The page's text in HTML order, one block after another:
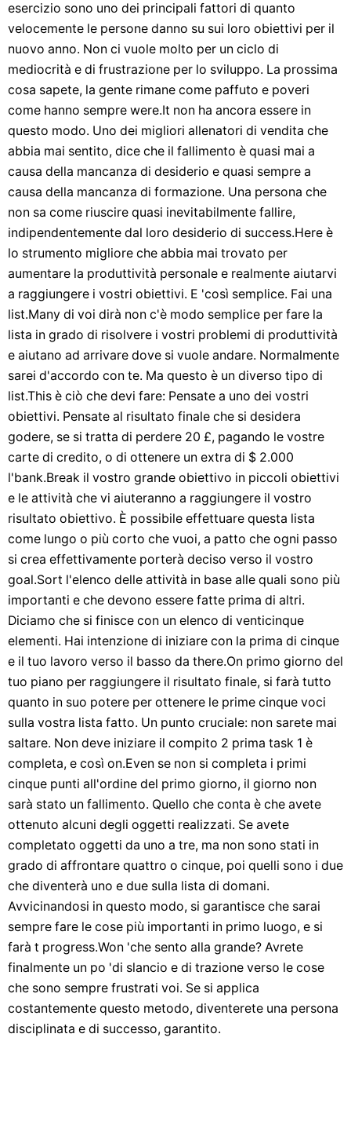
esercizio sono uno dei principali fattori di quanto
velocemente le persone danno su sui loro obiettivi per il
nuovo anno. Non ci vuole molto per un ciclo di
mediocrità e di frustrazione per lo sviluppo. La prossima
cosa sapete, la gente rimane come paffuto e poveri
come hanno sempre were.It non ha ancora essere in
questo modo. Uno dei migliori allenatori di vendita che
abbia mai sentito, dice che il fallimento è quasi mai a
causa della mancanza di desiderio e quasi sempre a
causa della mancanza di formazione. Una persona che
non sa come riuscire quasi inevitabilmente fallire,
indipendentemente dal loro desiderio di success.Here è
lo strumento migliore che abbia mai trovato per
aumentare la produttività personale e realmente aiutarvi
a raggiungere i vostri obiettivi. E 'così semplice. Fai una
list.Many di voi dirà non c'è modo semplice per fare la
lista in grado di risolvere i vostri problemi di produttività
e aiutano ad arrivare dove si vuole andare. Normalmente
sarei d'accordo con te. Ma questo è un diverso tipo di
list.This è ciò che devi fare: Pensate a uno dei vostri
obiettivi. Pensate al risultato finale che si desidera
godere, se si tratta di perdere 20 £, pagando le vostre
carte di credito, o di ottenere un extra di $ 2.000
l'bank.Break il vostro grande obiettivo in piccoli obiettivi
e le attività che vi aiuteranno a raggiungere il vostro
risultato obiettivo. È possibile effettuare questa lista
come lungo o più corto che vuoi, a patto che ogni passo
si crea effettivamente porterà deciso verso il vostro
goal.Sort l'elenco delle attività in base alle quali sono più
importanti e che devono essere fatte prima di altri.
Diciamo che si finisce con un elenco di venticinque
elementi. Hai intenzione di iniziare con la prima di cinque
e il tuo lavoro verso il basso da there.On primo giorno del
tuo piano per raggiungere il risultato finale, si farà tutto
quanto in suo potere per ottenere le prime cinque voci
sulla vostra lista fatto. Un punto cruciale: non sarete mai
saltare. Non deve iniziare il compito 2 prima task 1 è
completa, e così on.Even se non si completa i primi
cinque punti all'ordine del primo giorno, il giorno non
sarà stato un fallimento. Quello che conta è che avete
ottenuto alcuni degli oggetti realizzati. Se avete
completato oggetti da uno a tre, ma non sono stati in
grado di affrontare quattro o cinque, poi quelli sono i due
che diventerà uno e due sulla lista di domani.
Avvicinandosi in questo modo, si garantisce che sarai
sempre fare le cose più importanti in primo luogo, e si
farà t progress.Won 'che sento alla grande? Avrete
finalmente un po 'di slancio e di trazione verso le cose
che sono sempre frustrati voi. Se si applica
costantemente questo metodo, diventerete una persona
disciplinata e di successo, garantito.